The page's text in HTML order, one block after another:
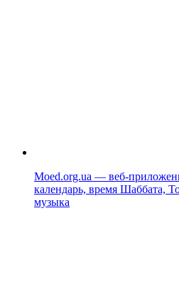
Moed.org.ua — веб-
календарь, время Шаббата,
музыка